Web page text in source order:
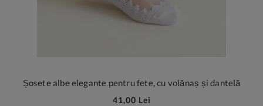
Șosete albe elegante pentru fete, cu volănaș și dantelă
41,00 Lei